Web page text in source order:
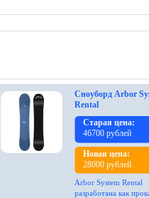
Сноуборд Arbor
Rental
Старая цена:
46700 рублей
Новая цена:
28000 рублей
Arbor System Rental
разработана как